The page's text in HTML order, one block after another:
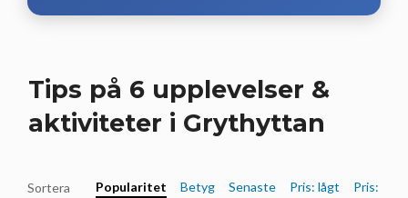
Tips på 6 upplevelser &
aktiviteter i Grythyttan
Sortera
Popularitet Betyg Senaste Pris: lågt
Pris: